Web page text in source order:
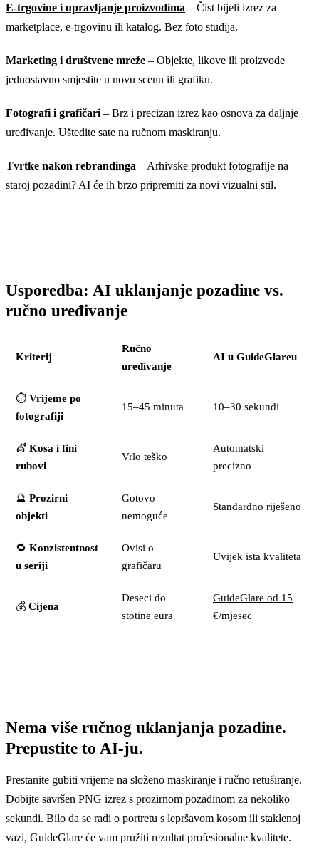
E-trgovine i upravljanje proizvodima – Čist bijeli izrez za
marketplace, e-trgovinu ili katalog. Bez foto studija.
Marketing i društvene mreže – Objekte, likove ili proizvode
jednostavno smjestite u novu scenu ili grafiku.
Fotografi i grafičari – Brz i precizan izrez kao osnova za daljnje
uređivanje. Uštedite sate na ručnom maskiranju.
Tvrtke nakon rebrandinga – Arhivske produkt fotografije na
staroj pozadini? AI će ih brzo pripremiti za novi vizualni stil.
Usporedba: AI uklanjanje pozadine vs.
ručno uređivanje
Kriterij
Ručno
uređivanje
AI u GuideGlareu
⏱️ Vrijeme po
fotografiji
15–45 minuta 10–30 sekundi
💇 Kosa i fini
rubovi
Vrlo teško
Automatski
precizno
🔮 Prozirni
objekti
Gotovo
nemoguće
Standardno riješeno
🔁 Konzistentnost
u seriji
Ovisi o
grafičaru
Uvijek ista kvaliteta
💰 Cijena
Deseci do
stotine eura
GuideGlare od 15
€/mjesec
Nema više ručnog uklanjanja pozadine.
Prepustite to AI-ju.
Prestanite gubiti vrijeme na složeno maskiranje i ručno retuširanje.
Dobijte savršen PNG izrez s prozirnom pozadinom za nekoliko
sekundi. Bilo da se radi o portretu s lepršavom kosom ili staklenoj
vazi, GuideGlare će vam pružiti rezultat profesionalne kvalitete.